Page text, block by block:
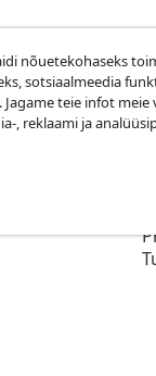
nõuetekohaseks
sotsiaalmeedia
teie infot
, reklaami ja